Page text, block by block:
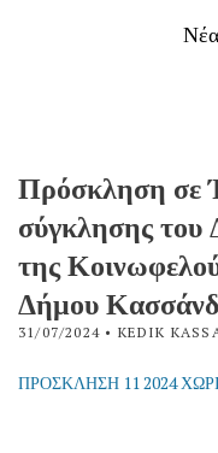
Πρόσκληση σε
σύγκλησης του
της
Δήμου
31/07/2024 • KEDIK
ΠΡΟΣΚΛΗΣΗ 11 2024